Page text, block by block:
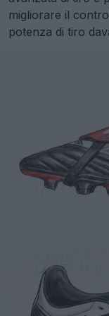
migliorare il
potenza di tiro